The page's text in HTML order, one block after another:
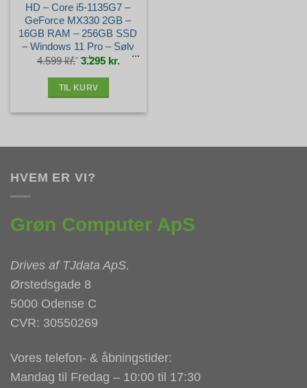
HD – Core i5-1135G7 –
GeForce MX330 2GB –
16GB RAM – 256GB SSD
– Windows 11 Pro – Sølv
stand
4.599kr. Den
oprindelige
pris
3.295 kr.Den
aktuelle
pris
TIL KURV
HVEM ER VI?
Grøn Computer ApS
Drives af TJdata ApS.
Ørstedsgade 8
5000 Odense C
CVR: 30550269
Vores telefon- & åbningstider:
Mandag til Fredag – 10:00 til 17:30